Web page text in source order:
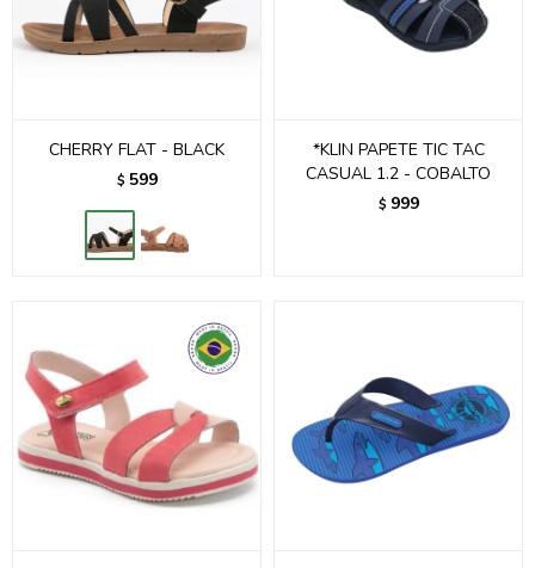
CHERRY FLAT - BLACK
$ 599
*KLIN PAPETE TIC TAC
CASUAL 1.2 - COBALTO
$ 999